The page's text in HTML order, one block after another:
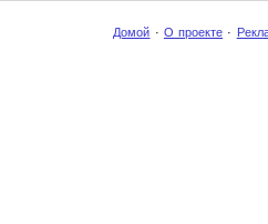
Домой · О проекте ·